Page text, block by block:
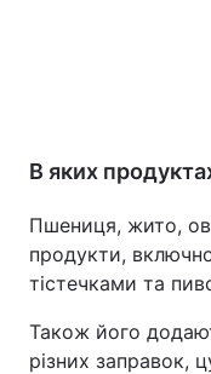
В яких
Пшениця, жито,
продукти,
тістечками та
Також його
різних заправок,